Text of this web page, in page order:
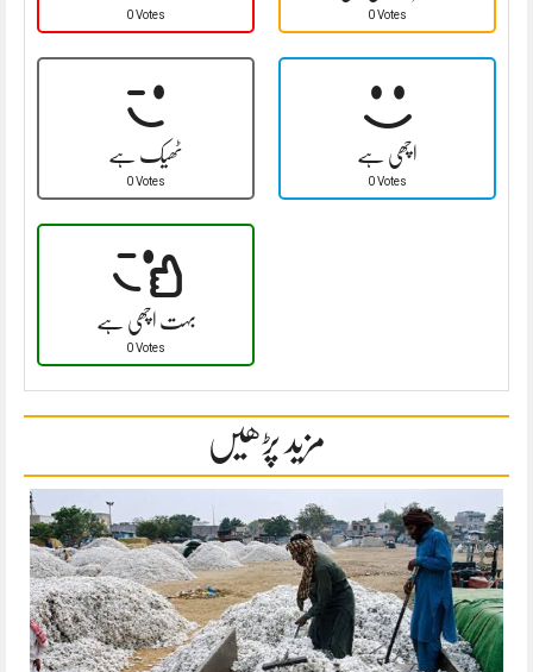
0 Votes 0 Votes
ٹھیک ہے
0 Votes
اچھی ہے
0 Votes
بہت اچھی ہے
0 Votes
مزید پڑھیں